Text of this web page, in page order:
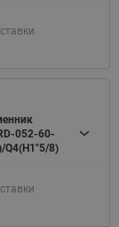
052-60-
Q4(H1"5/8)